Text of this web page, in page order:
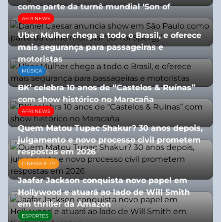
como parte da turnê mundial ‘Son of
Spergy’
05/08/2026
AFRI NEWS
Uber Mulher chega a todo o Brasil, e oferece
mais segurança para passageiras e
motoristas
10/07/2026
MÚSICA
BK’ celebra 10 anos de “Castelos & Ruínas”
com show histórico no Maracaña
06/08/2026
AFRI NEWS
Quem Matou Tupac Shakur? 30 anos depois,
julgamento e novo processo civil prometem
respostas em 2026
05/08/2026
CINEMA E TV
Jaafar Jackson conquista novo papel em
Hollywood e atuará ao lado de Will Smith
em thriller da Amazon
06/08/2026
ESPORTES